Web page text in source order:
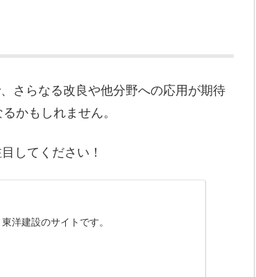
さらなる改良や他分野への応用が期待
かもしれません。
してください！
洋建設のサイトです。